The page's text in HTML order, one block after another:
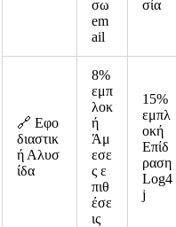
σω
em
ail
σία
🔗 Εφο
διαστικ
ή Αλυσ
ίδα
8%
εμπ
λοκ
ή
Άμ
εσε
ς ε
πιθ
έσε
ις
15%
εμπλ
οκή
Επίδ
ραση
Log4
j